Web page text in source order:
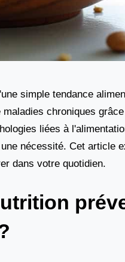
simple tendance
chroniques
liées à
nécessité. Cet article
dans votre quotidien.